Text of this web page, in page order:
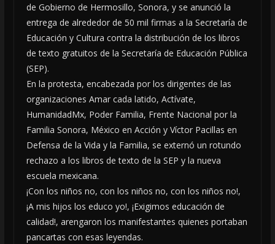
de Gobierno de Hermosillo, Sonora, y se anunció la
entrega de alrededor de 50 mil firmas a la Secretaría de
Educación y Cultura contra la distribución de los libros
de texto gratuitos de la Secretaría de Educación Pública
(SEP).
En la protesta, encabezada por los dirigentes de las
organizaciones Amar cada latido, Actívate,
HumanidadMx, Poder Familia, Frente Nacional por la
Familia Sonora, México en Acción y Víctor Pacillas en
Defensa de la Vida y la Familia, se externó un rotundo
rechazo a los libros de texto de la SEP y la nueva
escuela mexicana.
¡Con los niños no, con los niños no, con los niños no!,
¡A mis hijos los educo yo!, ¡Exigimos educación de
calidad!, arengaron los manifestantes quienes portaban
pancartas con esas leyendas.